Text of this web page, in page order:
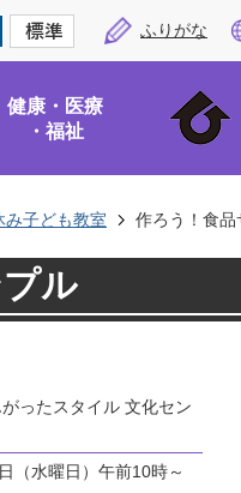
ふりがな
健康・医療
・福祉
み子ども教室 作ろう！食品
ル
ったスタイル 文化セン
（水曜日）午前10時～